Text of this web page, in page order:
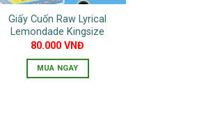
Giấy Cuốn Raw Lyrical
Lemondade Kingsize
80.000VNĐ
MUA NGAY